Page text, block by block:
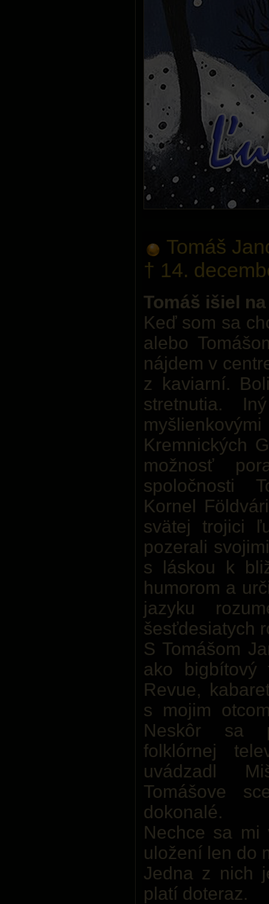
Tomáš
† 14.
Tomáš išiel
Keď som sa
alebo
nájdem v
z kaviarní.
stretnutia.
Kremnických
možnosť
spoločnosti
Kornel
svätej trojici
pozerali
s láskou k
humorom a
jazyku
šesťdesiatych
S Tomášom
ako bigbítový
Revue,
s mojim
Neskôr sa
folklórnej
uvádzadl
Tomášove
dokonalé.
Nechce sa
uložení len do
Jedna z nich
platí doteraz.